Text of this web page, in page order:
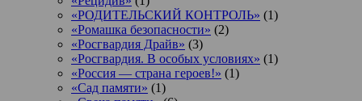
«РОДИТЕЛЬСКИЙ КОНТРОЛЬ» (1)
«Ромашка безопасности» (2)
«Росгвардия Драйв» (3)
«Росгвардия. В особых условиях» (1)
«Россия — страна героев!» (1)
«Сад памяти» (1)